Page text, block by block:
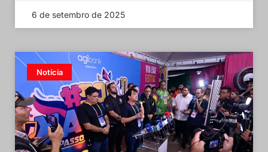
6 de setembro de 2025
Notícia